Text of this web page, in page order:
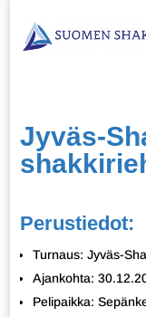
Jyväs-
Perustiedot:
Turnaus: Jyväs-
Ajankohta:
Pelipaikka: